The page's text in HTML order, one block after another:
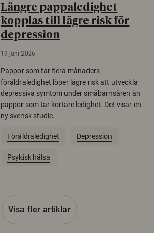
Längre pappaledighet
kopplas till lägre risk för
depression
19 juni 2026
Pappor som tar flera månaders
föräldraledighet löper lägre risk att utveckla
depressiva symtom under småbarnsåren än
pappor som tar kortare ledighet. Det visar en
ny svensk studie.
Föräldraledighet Depression
Psykisk hälsa
Visa fler artiklar